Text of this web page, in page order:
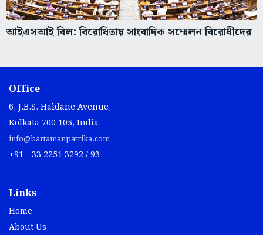
আইএসআই বিল: বিরোধিতায় সাংবাদিক সম্মেলন বিরোধীদের
Office
6, J.B.S. Haldane Avenue,
Kolkata 700 105, India.
info@bartamanpatrika.com
+91 - 33 2251 3292 / 93
Links
Home
About Us